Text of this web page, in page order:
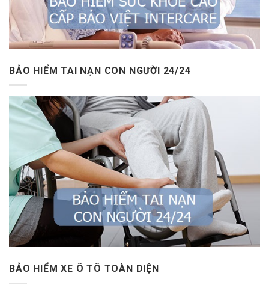
BẢO HIỂM TAI NẠN CON NGƯỜI 24/24
BẢO HIỂM XE Ô TÔ TOÀN DIỆN